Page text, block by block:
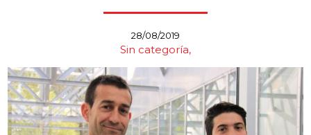
28/08/2019
Sin categoría